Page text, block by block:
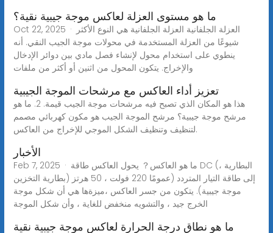
ما هو مستوى العزلة لعاكس موجة جيبية نقية؟
Oct 22, 2025 · العزلة الجلفانية العزلة الجلفانية هي النوع الأكثر
شيوعًا من العزلة المستخدمة في محولات موجة الجيب النقي. أنه
ينطوي على استخدام محول لإنشاء فصل مادي بين دوائر الإدخال
والإخراج. يتكون المحول من اثنين أو أكثر من ملفات
تعزيز أداء العاكس مع مرشحات الموجة الجيبية
هذا هو المكان الذي تصبح فيه مرشحات موجة الجيب قيمة. 2. ما هو
مرشح موجة جيبية؟ مرشح الموجة الجيب هو مكون كهربائي مصمم
لتنظيف وتنظيف الشكل الموجي للإخراج من العاكس.
الأخبار
Feb 7, 2025 · ما هو العاكس？ يحول العاكس طاقة DC (البطارية ،
بطارية التخزين) إلى طاقة التيار المتردد (عمومًا 220 فولت ، 50 هرتز
موجة جيبية). يتكون من جسر العاكس ،ميزةها هي أن شكل موجة
الخرج جيد ، والتشويه منخفض للغاية ، وأن شكل الموجة
ما هو نطاق درجة الحرارة لعاكس موجة جيبية نقية